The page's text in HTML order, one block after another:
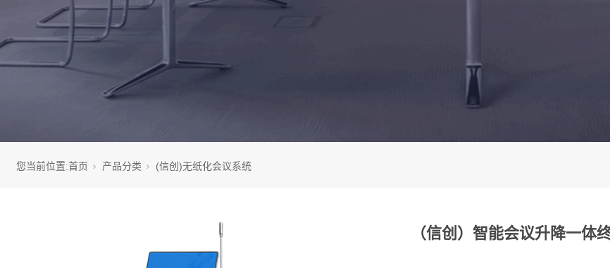
您当前位置:首页 产品分类 (信创)无纸化会议系统
（信创）智能会议升降一体